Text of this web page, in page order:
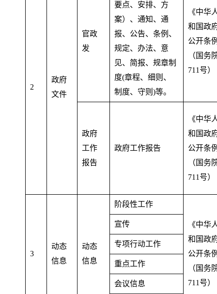
2
政府
文件
官政
发
要点、安排、方
案）、通知、通
报、公告、条例、
规定、办法、意
见、简报、规章制
度(章程、细则、
制度、守则)等。
《中华
和国政
公开条
（国务
711号）
政府
工作
报告
政府工作报告
《中华
和国政
公开条
（国务
711号）
3
动态
信息
动态
信息
阶段性工作
《中华
和国政
公开条
（国务
711号）
宣传
专项行动工作
重点工作
会议信息